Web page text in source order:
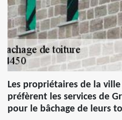
Les propriétaires de la
préfèrent les services de
pour le bâchage de leurs